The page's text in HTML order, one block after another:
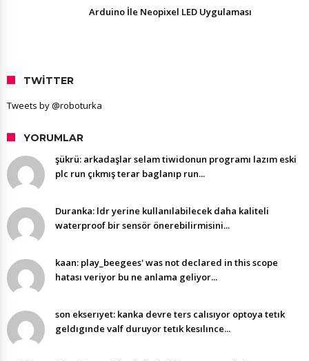
Arduino İle Neopixel LED Uygulaması
TWITTER
Tweets by @roboturka
YORUMLAR
şükrü: arkadaşlar selam tiwidonun programı lazım eski
plc run çıkmış terar baglanıp run...
Duranka: ldr yerine kullanılabilecek daha kaliteli
waterproof bir sensör önerebilirmisini...
kaan: play_beegees' was not declared in this scope
hatası veriyor bu ne anlama geliyor...
son ekserıyet: kanka devre ters calısıyor optoya tetık
geldıgınde valf duruyor tetık kesılınce...